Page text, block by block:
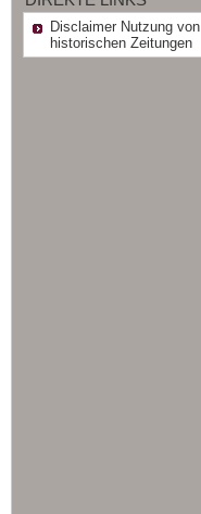
Disclaimer Nutzung von
historischen Zeitungen